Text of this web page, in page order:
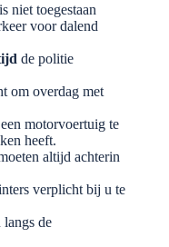
niet toegestaan
voor dalend
de politie
om overdag met
motorvoertuig te
heeft.
altijd achterin
verplicht bij u te
langs de